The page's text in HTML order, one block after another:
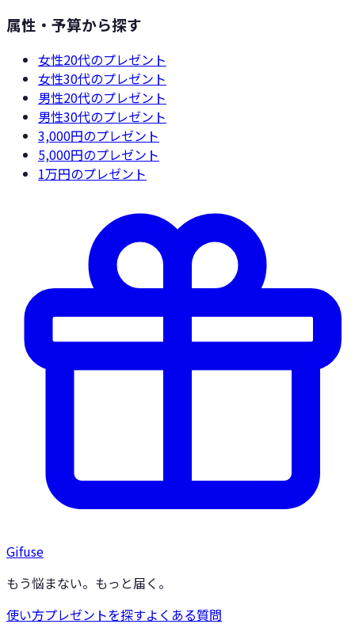
属性・予算から探す
女性20代のプレゼント
女性30代のプレゼント
男性20代のプレゼント
男性30代のプレゼント
3,000円のプレゼント
5,000円のプレゼント
1万円のプレゼント
Gifuse
もう悩まない。もっと届く。
使い方プレゼントを探すよくある質問